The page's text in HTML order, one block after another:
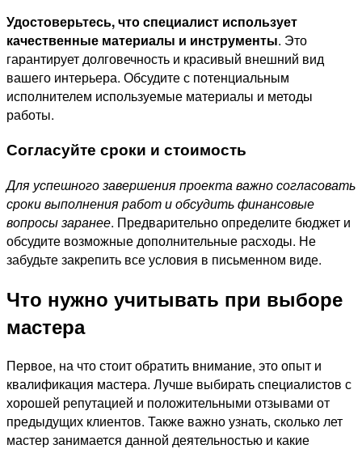
Удостоверьтесь, что специалист использует
качественные материалы и инструменты. Это
гарантирует долговечность и красивый внешний вид
вашего интерьера. Обсудите с потенциальным
исполнителем используемые материалы и методы
работы.
Согласуйте сроки и стоимость
Для успешного завершения проекта важно согласовать
сроки выполнения работ и обсудить финансовые
вопросы заранее. Предварительно определите бюджет и
обсудите возможные дополнительные расходы. Не
забудьте закрепить все условия в письменном виде.
Что нужно учитывать при выборе
мастера
Первое, на что стоит обратить внимание, это опыт и
квалификация мастера. Лучше выбирать специалистов с
хорошей репутацией и положительными отзывами от
предыдущих клиентов. Также важно узнать, сколько лет
мастер занимается данной деятельностью и какие